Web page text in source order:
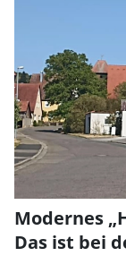
Modernes
Das ist bei